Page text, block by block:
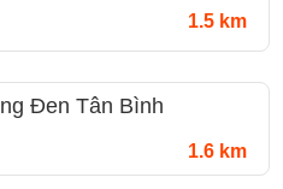
1.5 km
Đen Tân Bình
1.6 km